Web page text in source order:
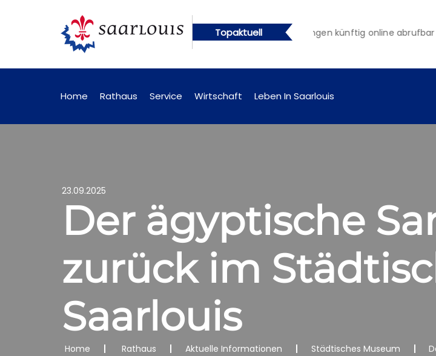
Topaktuell
künftig online abrufbar Öffentliche Bekanntmachungen künftig online abrufbar
Home Rathaus Service Wirtschaft Leben In Saarlouis
23.09.2025
Der ägyptische
zurück im
Saarlouis
Home Rathaus Aktuelle Informationen Städtisches Museum